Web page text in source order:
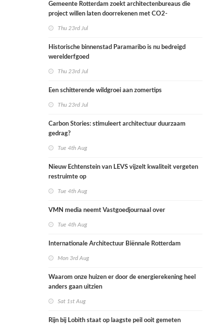
Gemeente Rotterdam zoekt architectenbureaus die
project willen laten doorrekenen met CO2-
Thu 23rd Jul
Historische binnenstad Paramaribo is nu bedreigd
werelderfgoed
Thu 23rd Jul
Een schitterende wildgroei aan zomertips
Thu 23rd Jul
Carbon Stories: stimuleert architectuur duurzaam
gedrag?
Tue 4th Aug
Nieuw Echtenstein van LEVS vijzelt kwaliteit vergeten
restruimte op
Tue 4th Aug
VMN media neemt Vastgoedjournaal over
Tue 4th Aug
Internationale Architectuur Biënnale Rotterdam
Mon 3rd Aug
Waarom onze huizen er door de energierekening heel
anders gaan uitzien
Sat 1st Aug
Rijn bij Lobith staat op laagste peil ooit gemeten